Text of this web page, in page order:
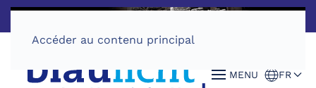
Accéder au contenu principal
MENU FR